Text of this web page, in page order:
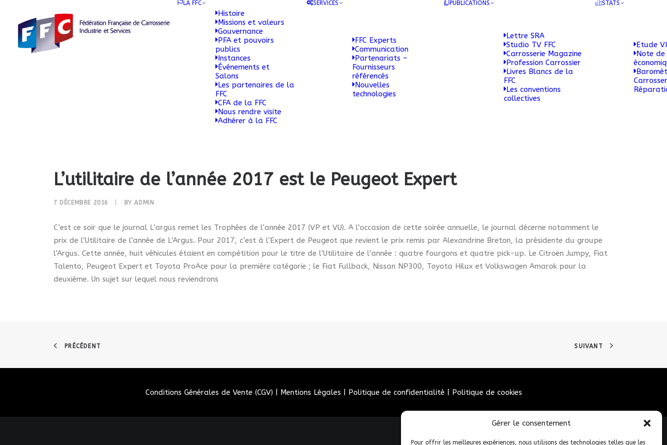
Gérer le consentement
Pour offrir les meilleures expériences, nous utilisons des technologies telles que les
LA FFC
Histoire
Missions et valeurs
Gouvernance
PFA et pouvoirs
publics
Instances
Événements et
Salons
Les partenaires de la
FFC
CFA de la FFC
Nous rendre visite
Adhérer à la FFC
SERVICES
FFC Experts
Communication
Partenariats –
Fournisseurs
référencés
Nouvelles
technologies
PUBLICATIONS
Lettre SRA
Studio TV FFC
Carrosserie Magazine
Profession Carrossier
Livres Blancs de la
FFC
Les conventions
collectives
STATS
Etude
Note de
L’utilitaire de l’année 2017 est le Peugeot Expert
7 DÉCEMBRE 2016 BYADMIN
C’est ce soir que le journal L’argus remet les Trophées de l’année 2017 (VP et VU). A l’occasion de cette soirée annuelle, le journal décerne notamment le
prix de l’Utilitaire de l’année de L’Argus. Pour 2017, c’est à l’Expert de Peugeot que revient le prix remis par Alexandrine Breton, la présidente du groupe
l’Argus. Cette année, huit véhicules étaient en compétition pour le titre de l’Utilitaire de l’année : quatre fourgons et quatre pick-up. Le Citroën Jumpy, Fiat
Talento, Peugeot Expert et Toyota ProAce pour la première catégorie ; le Fiat Fullback, Nissan NP300, Toyota Hilux et Volkswagen Amarok pour la
deuxième. Un sujet sur lequel nous reviendrons
PRÉCÉDENT SUIVANT
Conditions Générales de Vente (CGV) Mentions Légales Politique de confidentialité Politique de cookies